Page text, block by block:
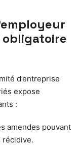
obligatoire
d’entreprise
expose
:
amendes pouvant
récidive.